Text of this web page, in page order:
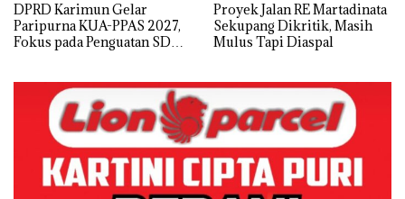
DPRD Karimun Gelar
Paripurna KUA-PPAS 2027,
Fokus pada Penguatan SDM,
Proyek Jalan RE Martadinata
Sekupang Dikritik, Masih
Mulus Tapi Diaspal